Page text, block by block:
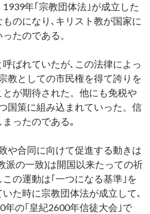
年｢宗教団体法｣が成立した
のになり､キリスト教が国家に
たのである。
ばれていたが､この法律によっ
教としての市民権を得て誇りを
が期待された。他にも免税や
国策に組み込まれていった。信
ったのである｡
や合同に向けて促進する動きは
派の一致)は開国以来たっての祈
の運動は｢一つになる基準｣を
た時に宗教団体法が成立して､
年の｢皇紀2600年信徒大会｣で